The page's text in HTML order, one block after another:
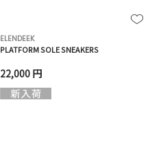
ELENDEEK
PLATFORM SOLE SNEAKERS
22,000 円